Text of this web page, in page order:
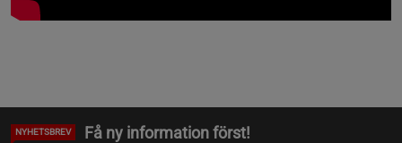
NYHETSBREV Få ny information först!